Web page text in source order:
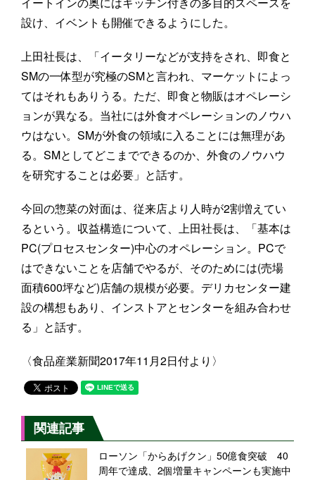
設け、イベントも開催できるようにした。
上田社長は、「イータリーなどが支持をされ、即食と
SMの一体型が究極のSMと言われ、マーケットによっ
てはそれもありうる。ただ、即食と物販はオペレーシ
ョンが異なる。当社には外食オペレーションのノウハ
ウはない。SMが外食の領域に入ることには無理があ
る。SMとしてどこまでできるのか、外食のノウハウ
を研究することは必要」と話す。
今回の惣菜の対面は、従来店より人時が2割増えてい
るという。収益構造について、上田社長は、「基本は
PC(プロセスセンター)中心のオペレーション。PCで
はできないことを店舗でやるが、そのためには(売場
面積600坪など)店舗の規模が必要。デリカセンター建
設の構想もあり、インストアとセンターを組み合わせ
る」と話す。
〈食品産業新聞2017年11月2日付より〉
関連記事
ローソン「からあげクン」50億食突破 40
周年で達成、2個増量キャンペーンも実施中